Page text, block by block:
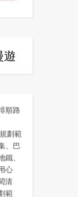
遊
順路
劃範
、巴
、
心
清
範